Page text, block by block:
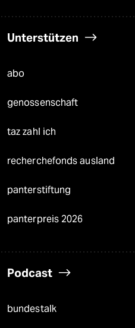
Unterstützen
abo
genossenschaft
taz zahl ich
recherchefonds ausland
panterstiftung
panterpreis 2026
Podcast
bundestalk